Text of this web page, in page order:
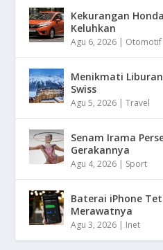
Kekurangan
Keluhkan
Agu 6, 2026 | Otomotif
Menikmati
Swiss
Agu 5, 2026 |Travel
Senam Irama
Gerakannya
Agu 4, 2026 | Sport
Baterai iPhone
Merawatnya
Agu 3, 2026 | Inet